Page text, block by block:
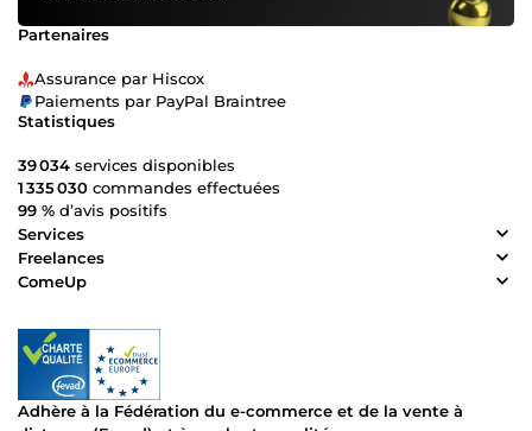
Partenaires
Assurance par Hiscox
Paiements par PayPal Braintree
Statistiques
39 034 services disponibles
1 335 030 commandes effectuées
99 % d’avis positifs
Services
Freelances
ComeUp
Adhère à la Fédération du e-commerce et de la vente à